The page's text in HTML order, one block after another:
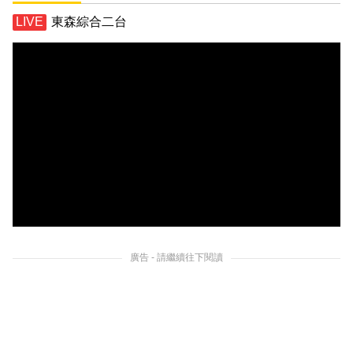
東森綜合二台
廣告 - 請繼續往下閱讀